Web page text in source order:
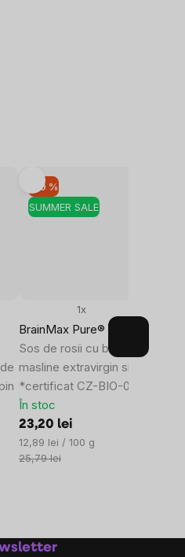
SUMMER SALE
–10 %
BrainMax Pure® Sugo, BIO,
Sos de rosii cu busuioc, ulei de
masline extravirgin si masline /
*certificat CZ-BIO-001
1x
În stoc
23,20 lei
Evaluare
preţ:
12,89 lei / 100 g
25,79 lei